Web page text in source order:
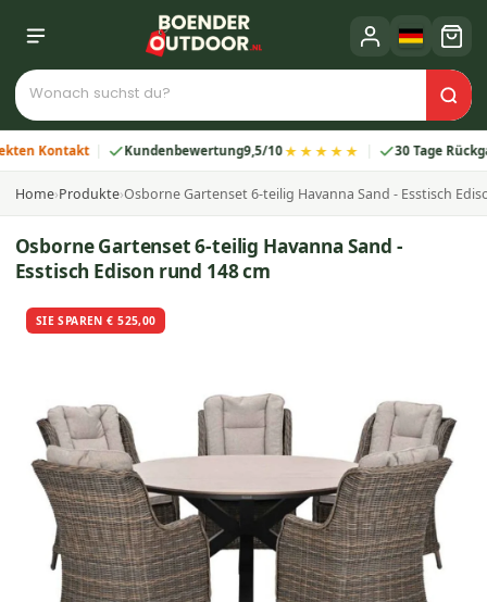
Kundenbewertung9,5/10★★★★★ 30 Tage Rückgabe
Home›Produkte›Osborne Gartenset 6-teilig Havanna Sand - Esstisch
Osborne Gartenset 6-teilig Havanna Sand -
Esstisch Edison rund 148 cm
SIE SPAREN € 525,00